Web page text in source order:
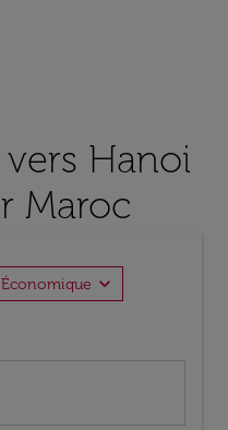
Hanoi
Maroc
Économique expand_more